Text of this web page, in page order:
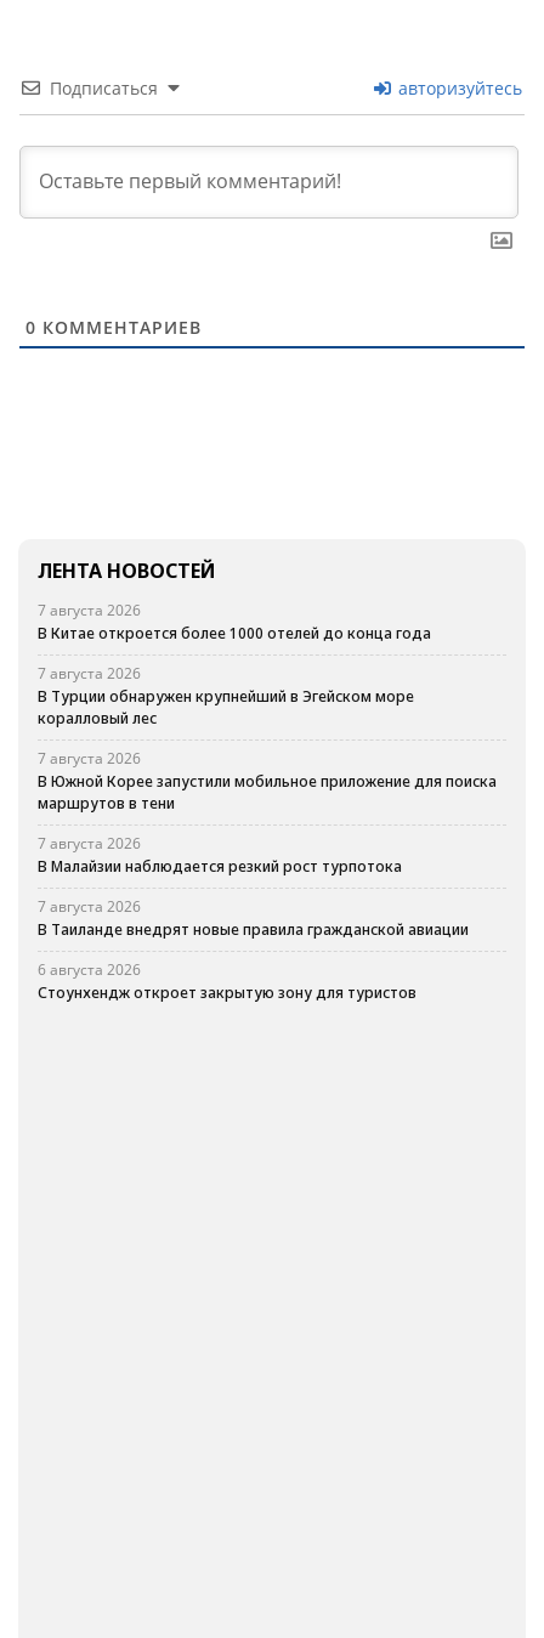
Подписаться авторизуйтесь
0 КОММЕНТАРИЕВ
ЛЕНТА НОВОСТЕЙ
7 августа 2026
В Китае откроется более 1000 отелей до конца года
7 августа 2026
В Турции обнаружен крупнейший в Эгейском море
коралловый лес
7 августа 2026
В Южной Корее запустили мобильное приложение для поиска
маршрутов в тени
7 августа 2026
В Малайзии наблюдается резкий рост турпотока
7 августа 2026
В Таиланде внедрят новые правила гражданской авиации
6 августа 2026
Стоунхендж откроет закрытую зону для туристов